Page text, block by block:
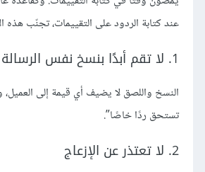
عند كتابة الردود على التقييمات، تجنّب هذه
1. لا تقم أبدًا بنسخ نفس الرسالة ولصقها
النسخ واللصق لا يضيف أي قيمة إلى العميل،
تستحق ردًا خاصًا”.
2. لا تعتذر عن الإزعاج